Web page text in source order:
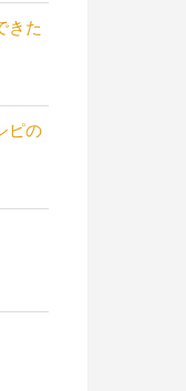
きた
ピの